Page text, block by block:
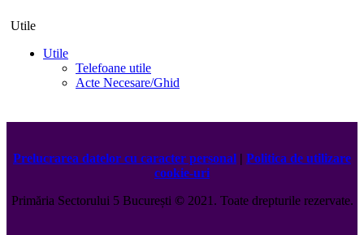
Utile
Utile
Telefoane utile
Acte Necesare/Ghid
Prelucrarea datelor cu caracter personal | Politica de utilizare
cookie-uri
Primăria Sectorului 5 București ©️2021. Toate drepturile rezervate.